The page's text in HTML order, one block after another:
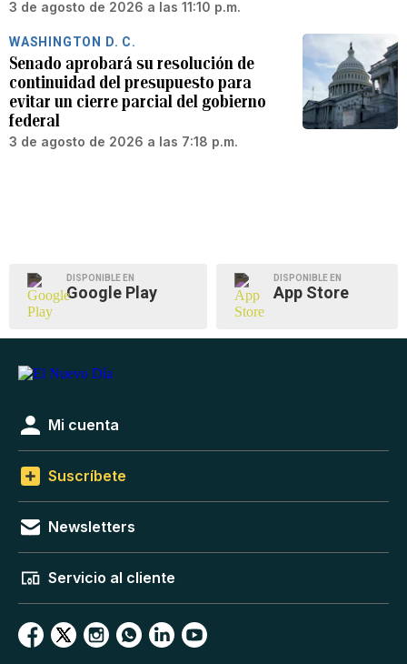
3 de agosto de 2026 a las 11:10 p.m.
WASHINGTON D. C.
Senado aprobará su resolución de
continuidad del presupuesto para
evitar un cierre parcial del gobierno
federal
3 de agosto de 2026 a las 7:18 p.m.
DISPONIBLE EN
Google Play
DISPONIBLE EN
App Store
Mi cuenta
Suscríbete
Newsletters
Servicio al cliente